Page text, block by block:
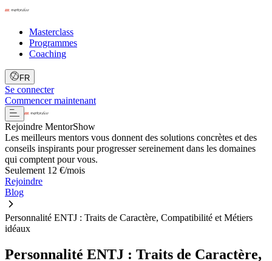
Masterclass
Programmes
Coaching
FR
Se connecter
Commencer maintenant
Rejoindre MentorShow
Les meilleurs mentors vous donnent des solutions concrètes et des
conseils inspirants pour progresser sereinement dans les domaines
qui comptent pour vous.
Seulement 12 €/mois
Rejoindre
Blog
Personnalité ENTJ : Traits de Caractère, Compatibilité et Métiers
idéaux
Personnalité ENTJ : Traits de Caractère,